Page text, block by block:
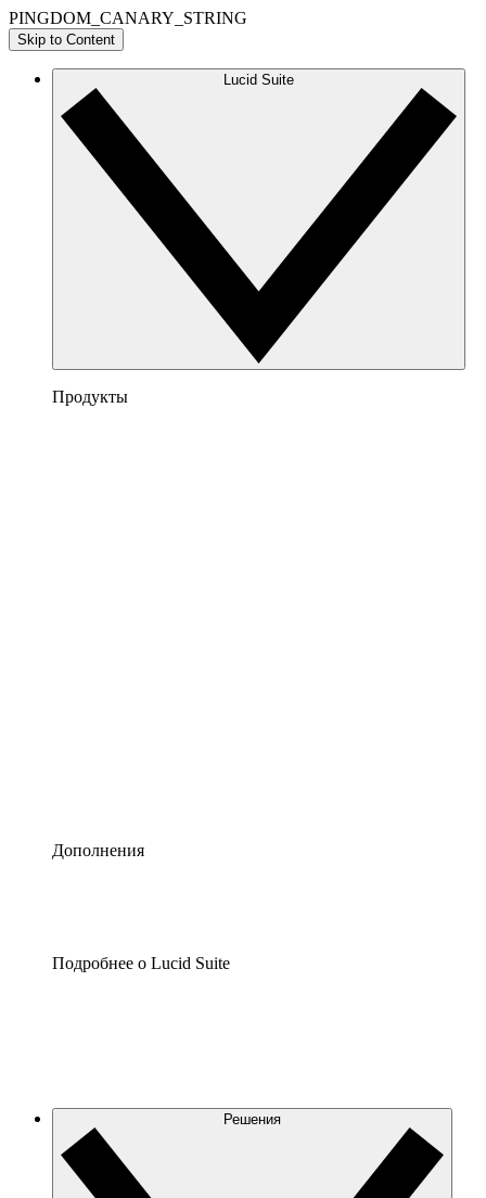
PINGDOM_CANARY_STRING
Skip to Content
Lucid Suite
Продукты
Дополнения
Подробнее о Lucid Suite
Решения